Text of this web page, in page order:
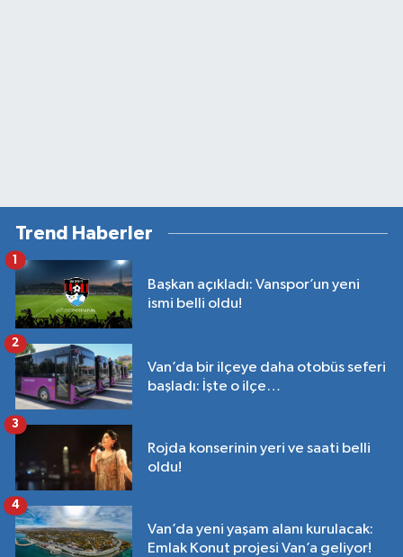
Trend Haberler
Başkan açıkladı: Vanspor’un yeni
ismi belli oldu!
1
Van’da bir ilçeye daha otobüs seferi
başladı: İşte o ilçe…
2
Rojda konserinin yeri ve saati belli
oldu!
3
Van’da yeni yaşam alanı kurulacak:
Emlak Konut projesi Van’a geliyor!
4